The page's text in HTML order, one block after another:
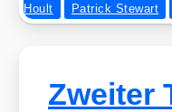
Hoult
Patrick Stewart
Zweiter